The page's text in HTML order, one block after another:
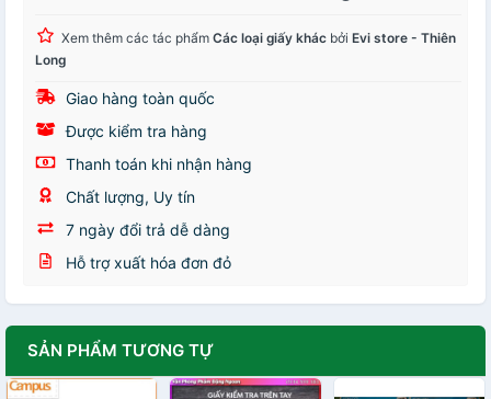
Xem thêm các tác phẩm Các loại giấy khác bởi Evi store - Thiên
Long
Giao hàng toàn quốc
Được kiểm tra hàng
Thanh toán khi nhận hàng
Chất lượng, Uy tín
7 ngày đổi trả dễ dàng
Hỗ trợ xuất hóa đơn đỏ
SẢN PHẨM TƯƠNG TỰ